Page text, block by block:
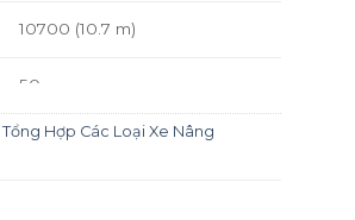
10700 (10.7 m)
50
600 × 550
Tổng Hợp Các Loại Xe Nâng